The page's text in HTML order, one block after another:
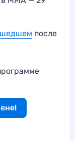
после